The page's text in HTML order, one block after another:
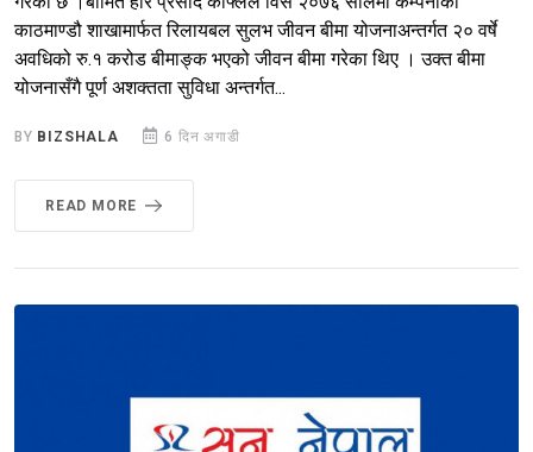
काठमाण्डौ शाखामार्फत रिलायबल सुलभ जीवन बीमा योजनाअन्तर्गत २० वर्षे
अवधिको रु.१ करोड बीमाङ्क भएको जीवन बीमा गरेका थिए । उक्त बीमा
योजनासँगै पूर्ण अशक्तता सुविधा अन्तर्गत...
BY BIZSHALA 6 दिन अगाडी
READ MORE